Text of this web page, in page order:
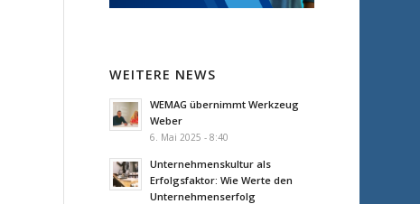
WEITERE NEWS
WEMAG übernimmt Werkzeug
Weber
6. Mai 2025 - 8:40
Unternehmenskultur als
Erfolgsfaktor: Wie Werte den
Unternehmenserfolg